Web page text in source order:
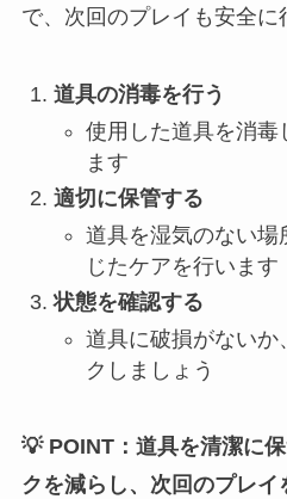
で、次回のプレイも安全に
道具の消毒を行う
使用した道具を消毒
ます
適切に保管する
道具を湿気のない場
じたケアを行います
状態を確認する
道具に破損がないか
クしましょう
💡 POINT：道具を清潔に
クを減らし、次回のプレイ